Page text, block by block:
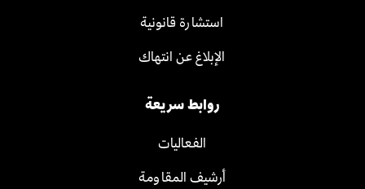
استشارة قانونية
الإبلاغ عن انتهاك
روابط سريعة
الفعاليات
أرشيف المقاومة